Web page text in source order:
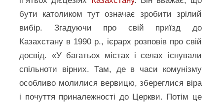
бути католиком тут означає зробити зрілий
вибір. Згадуючи про свій приїзд до
Казахстану в 1990 р., ієрарх розповів про свій
досвід. «У багатьох містах і селах існували
спільноти вірних. Там, де в часи комунізму
особливо молилися вервицю, збереглися віра
і почуття приналежності до Церкви. Потім це